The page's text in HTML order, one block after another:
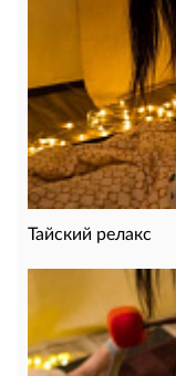
Тайский релакс